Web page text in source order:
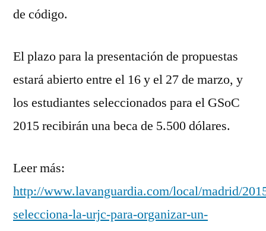
de código.
El plazo para la presentación de propuestas
estará abierto entre el 16 y el 27 de marzo, y
los estudiantes seleccionados para el GSoC
2015 recibirán una beca de 5.500 dólares.
Leer más:
http://www.lavanguardia.com/local/madrid/
selecciona-la-urjc-para-organizar-un-